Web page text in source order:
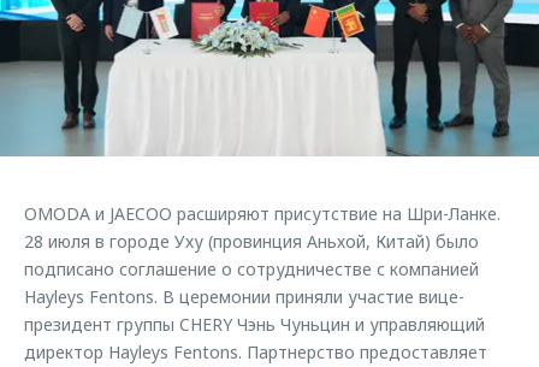
Страхование
Кредитный калькулятор
Аксессуары
Одежда и сувениры
Запчасти
Трейд-ин
Калькулятор трейд-ин
Клиентская поддержка
O&J Автоклуб
Клуб владельцев OMODA
Приложение O&J
Одежда и сувениры
Оригинальные аксессуары
Запчасти
Обратная связь
OMODA и JAECOO расширяют присутствие на Шри-Ланке.
28 июля в городе Уху (провинция Аньхой, Китай) было
подписано соглашение о сотрудничестве с компанией
Hayleys Fentons. В церемонии приняли участие вице-
президент группы CHERY Чэнь Чуньцин и управляющий
директор Hayleys Fentons. Партнерство предоставляет